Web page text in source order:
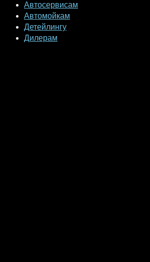
Автосервисам
Автомойкам
Детейлингу
Дилерам